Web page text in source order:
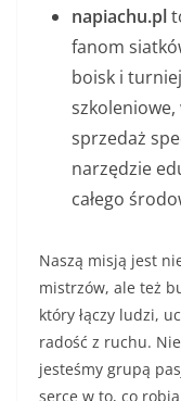
napiachu.pl
fanom
boisk i
sprzedaż
narzędzie
całego
Naszą misją jest
mistrzów, ale też
który łączy ludzi,
radość z ruchu.
jesteśmy grupą
serce w to, co